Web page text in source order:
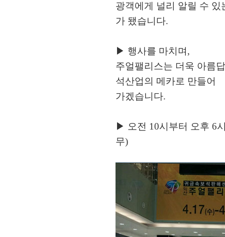
광객에게 널리 알릴 수 있
가 됐습니다.
▶ 행사를 마치며,
주얼팰리스는 더욱 아름
석산업의 메카로 만들어
가겠습니다.
▶ 오전 10시부터 오후 6
무)